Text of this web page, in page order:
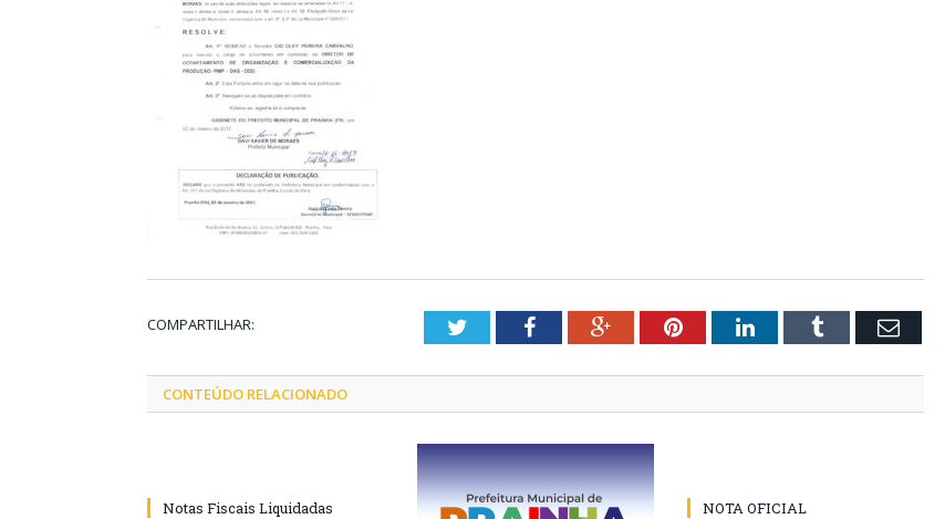
COMPARTILHAR: TwitterFacebookGoogle+PinterestLinkedInTumblr Email
CONTEÚDO RELACIONADO
Notas Fiscais Liquidadas NOTA OFICIAL